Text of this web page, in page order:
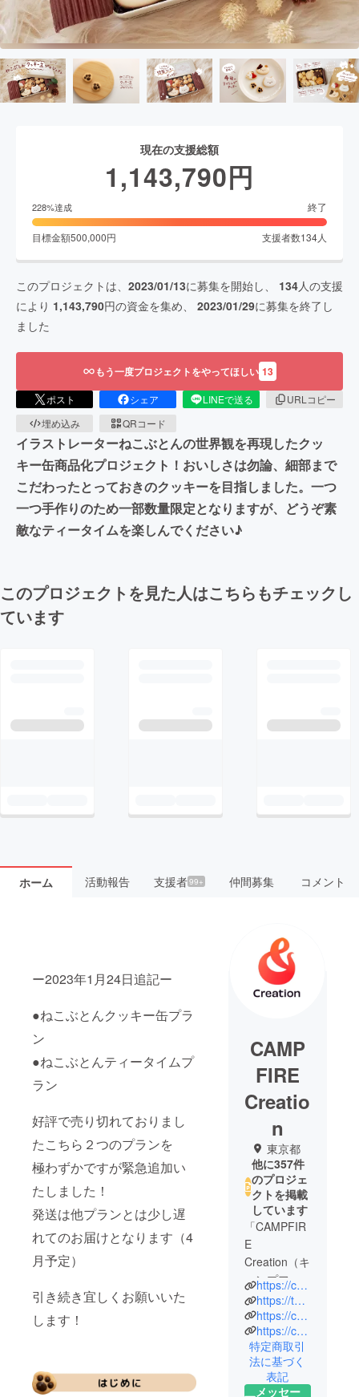
現在の支援総額
1,143,790円
228%達成 終了
目標金額500,000円 支援者数134人
このプロジェクトは、 2023/01/13に募集を開始し、 134人の支援
により 1,143,790円の資金を集め、 2023/01/29に募集を終了し
ました
もう一度プロジェクトをやってほしい 13
ポスト シェア LINEで送る
URLコピー
埋め込み
QRコード
イラストレーターねこぶとんの世界観を再現したクッ
キー缶商品化プロジェクト！おいしさは勿論、細部まで
こだわったとっておきのクッキーを目指しました。一つ
一つ手作りのため一部数量限定となりますが、どうぞ素
敵なティータイムを楽しんでください♪
このプロジェクトを見た人はこちらもチェックし
ています
ホーム 活動報告 支援者99+ 仲間募集 コメント
ー2023年1月24日追記ー
●ねこぶとんクッキー缶プラ
ン
●ねこぶとんティータイムプ
ラン
好評で売り切れておりまし
たこちら２つのプランを
極わずかですが緊急追加い
たしました！
発送は他プランとは少し遅
れてのお届けとなります（4
月予定）
引き続き宜しくお願いいた
します！
CAMP
FIRE
Creatio
n
東京都
他に357件
のプロジェ
クトを掲載
しています
「CAMPFIR
E
Creation（キ
ャンプファ
イヤー クリ
エーショ
ン）」は、
株式会社
CAMPFIRE
の商品企画
https://camp-fire.jp/creation
https://twitter.com/CF_Creation
https://camp-fire.jp/privacy
https://camp-fire.jp/inquiries
特定商取引
法に基づく
表記
メッセー